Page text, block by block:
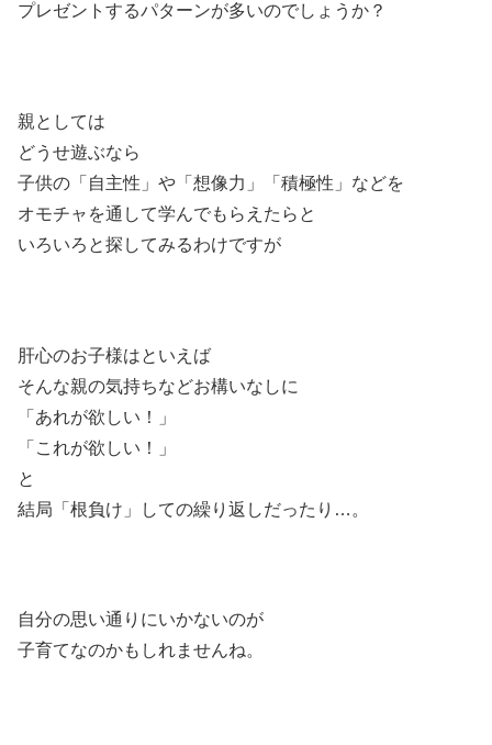
プレゼントするパターンが多いのでしょうか？
親としては
どうせ遊ぶなら
子供の「自主性」や「想像力」「積極性」などを
オモチャを通して学んでもらえたらと
いろいろと探してみるわけですが
肝心のお子様はといえば
そんな親の気持ちなどお構いなしに
「あれが欲しい！」
「これが欲しい！」
と
結局「根負け」しての繰り返しだったり…。
自分の思い通りにいかないのが
子育てなのかもしれませんね。